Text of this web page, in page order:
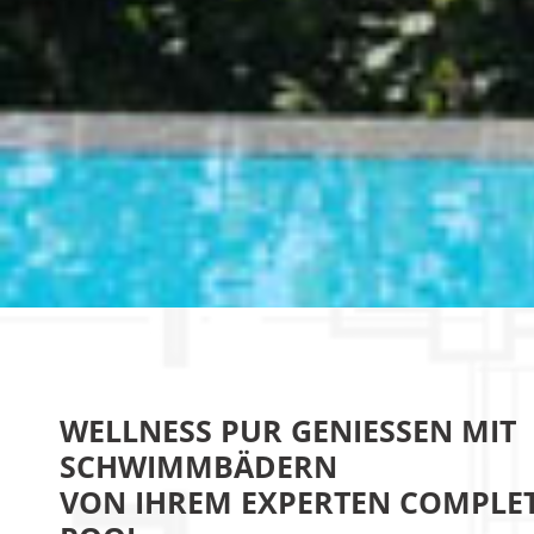
WELLNESS PUR GENIESSEN MIT S
CHWIMMBÄDERN
VON IHREM EXPERTEN